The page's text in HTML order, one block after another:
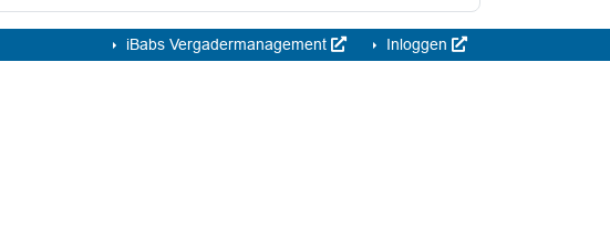
iBabs Vergadermanagement Inloggen